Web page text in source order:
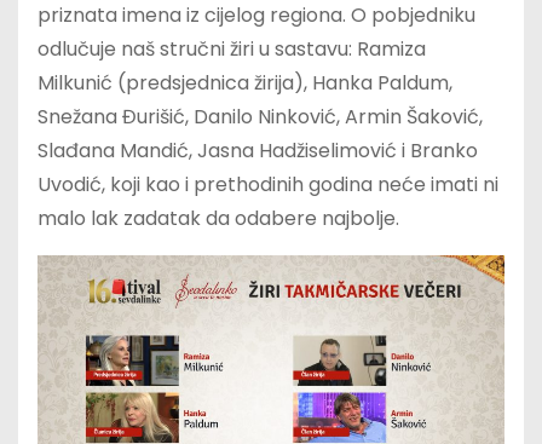
priznata imena iz cijelog regiona. O pobjedniku
odlučuje naš stručni žiri u sastavu: Ramiza
Milkunić (predsjednica žirija), Hanka Paldum,
Snežana Đurišić, Danilo Ninković, Armin Šaković,
Slađana Mandić, Jasna Hadžiselimović i Branko
Uvodić, koji kao i prethodinih godina neće imati ni
malo lak zadatak da odabere najbolje.